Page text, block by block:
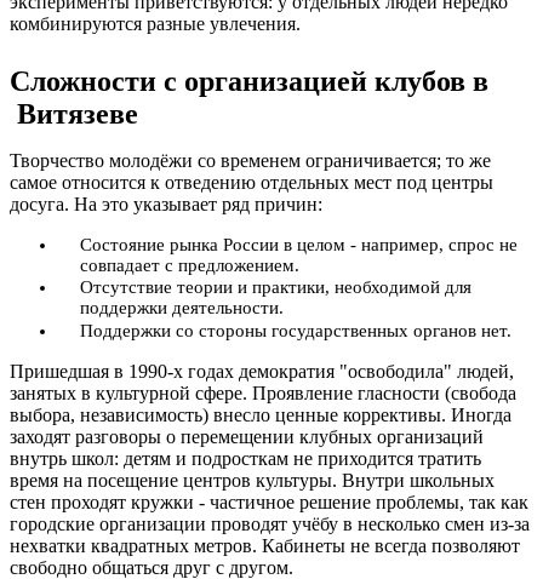
комбинируются разные увлечения.
Сложности с организацией клубов в
Витязеве
Творчество молодёжи со временем ограничивается; то же
самое относится к отведению отдельных мест под центры
досуга. На это указывает ряд причин:
Состояние рынка России в целом - например, спрос не
совпадает с предложением.
Отсутствие теории и практики, необходимой для
поддержки деятельности.
Поддержки со стороны государственных органов нет.
Пришедшая в 1990-х годах демократия "освободила" людей,
занятых в культурной сфере. Проявление гласности (свобода
выбора, независимость) внесло ценные коррективы. Иногда
заходят разговоры о перемещении клубных организаций
внутрь школ: детям и подросткам не приходится тратить
время на посещение центров культуры. Внутри школьных
стен проходят кружки - частичное решение проблемы, так как
городские организации проводят учёбу в несколько смен из-за
нехватки квадратных метров. Кабинеты не всегда позволяют
свободно общаться друг с другом.